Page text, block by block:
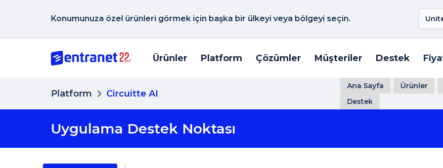
Konumunuza özel ürünleri görmek için başka bir ülkeyi veya bölgeyi seçin.
Ürünler Platform Çözümler Müşteriler Destek
Platform Circuitte AI
Ana Sayfa
Ürünler
Destek
Uygulama Destek Noktası